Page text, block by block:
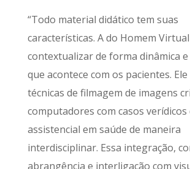
“Todo material didático tem suas
características. A do Homem
contextualizar de forma dinâmica
que acontece com os pacientes. Ele
técnicas de filmagem de imagens
computadores com casos verídicos
assistencial em saúde de maneira
interdisciplinar. Essa integração,
abrangência e interligação com